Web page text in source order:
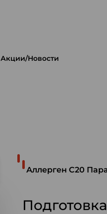
Акции/Новости
Аллерген C20